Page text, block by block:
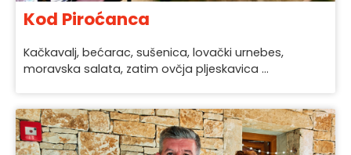
Kod Piroćanca
Kačkavalj, bećarac, sušenica, lovački urnebes,
moravska salata, zatim ovčja pljeskavica ...